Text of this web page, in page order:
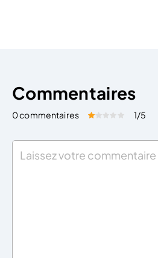
Commentaires
0 commentaires Évaluez cet article:
1/5